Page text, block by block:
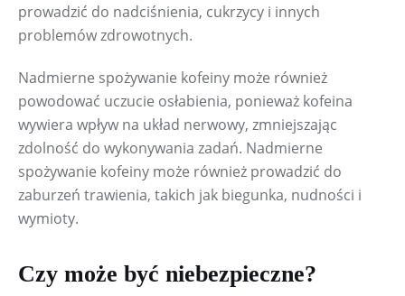
prowadzić do nadciśnienia, cukrzycy i innych
problemów zdrowotnych.
Nadmierne spożywanie kofeiny może również
powodować uczucie osłabienia, ponieważ kofeina
wywiera wpływ na układ nerwowy, zmniejszając
zdolność do wykonywania zadań. Nadmierne
spożywanie kofeiny może również prowadzić do
zaburzeń trawienia, takich jak biegunka, nudności i
wymioty.
Czy może być niebezpieczne?